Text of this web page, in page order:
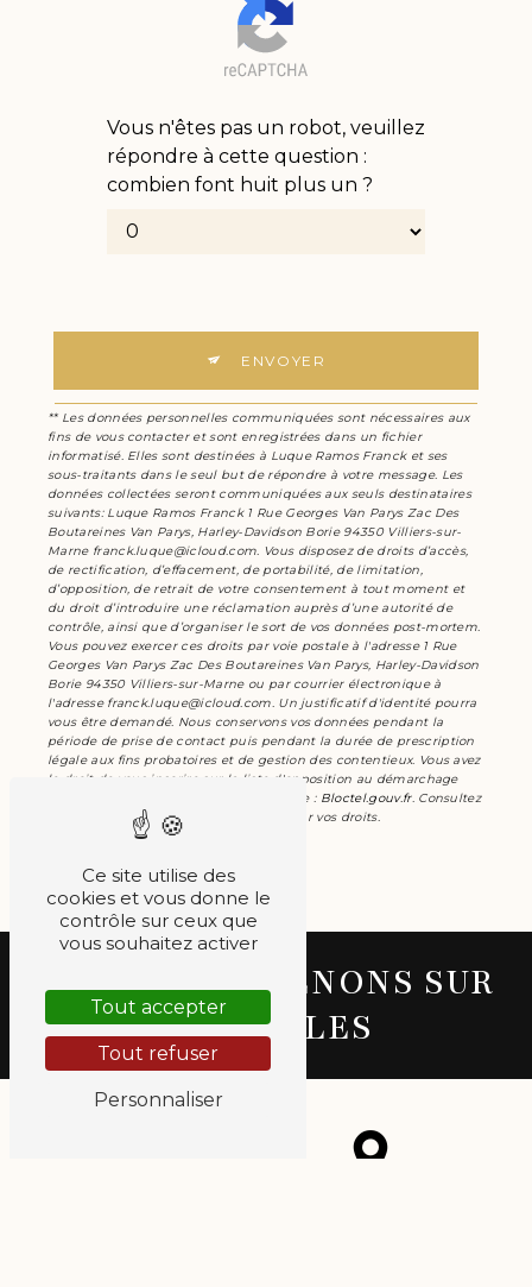
Vous n'êtes pas un robot, veuillez
répondre à cette question :
combien font huit plus un ?
ENVOYER
** Les données personnelles communiquées sont nécessaires aux
fins de vous contacter et sont enregistrées dans un fichier
informatisé. Elles sont destinées à Luque Ramos Franck et ses
sous-traitants dans le seul but de répondre à votre message. Les
données collectées seront communiquées aux seuls destinataires
suivants: Luque Ramos Franck 1 Rue Georges Van Parys Zac Des
Boutareines Van Parys, Harley-Davidson Borie 94350 Villiers-sur-
Marne franck.luque@icloud.com. Vous disposez de droits d’accès,
de rectification, d’effacement, de portabilité, de limitation,
d’opposition, de retrait de votre consentement à tout moment et
du droit d’introduire une réclamation auprès d’une autorité de
contrôle, ainsi que d’organiser le sort de vos données post-mortem.
Vous pouvez exercer ces droits par voie postale à l'adresse 1 Rue
Georges Van Parys Zac Des Boutareines Van Parys, Harley-Davidson
Borie 94350 Villiers-sur-Marne ou par courrier électronique à
l'adresse franck.luque@icloud.com. Un justificatif d'identité pourra
vous être demandé. Nous conservons vos données pendant la
période de prise de contact puis pendant la durée de prescription
légale aux fins probatoires et de gestion des contentieux. Vous avez
le droit de vous inscrire sur la liste d'opposition au démarchage
téléphonique, disponible à cette adresse : Bloctel.gouv.fr. Consultez
le site cnil.fr pour plus d’informations sur vos droits.
NOUS INTERVENONS SUR
CES VILLES
Ce site utilise des
cookies et vous donne le
contrôle sur ceux que
vous souhaitez activer
Tout accepter
Tout refuser
Personnaliser